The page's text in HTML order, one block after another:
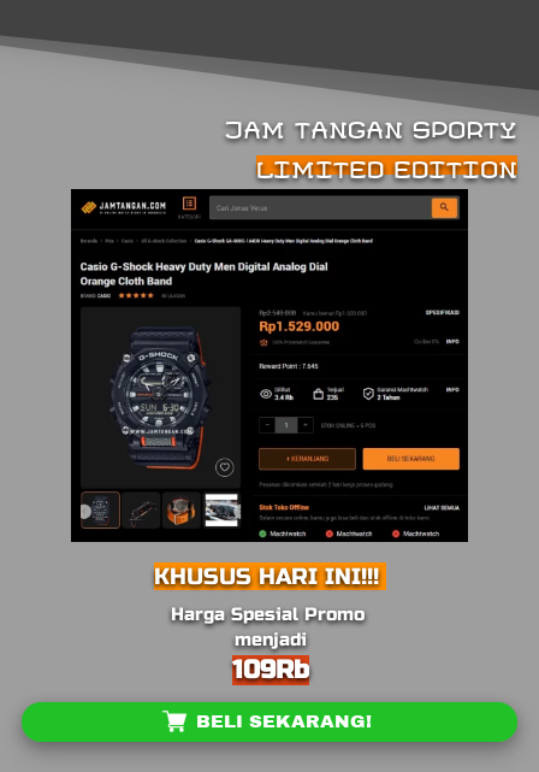
JAM TANGAN SPORTY
LIMITED EDITION
KHUSUS HARI INI!!!
Harga Spesial Promo
menjadi
109Rb
` BELI SEKARANG!